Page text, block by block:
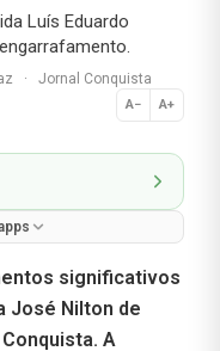
Luís Eduardo
· Jornal Conquista
A− A+
Normal
significativos
José Nilton de
A